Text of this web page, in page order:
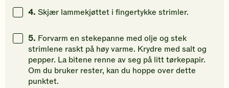
4. Skjær lammekjøttet i fingertykke strimler.
5. Forvarm en stekepanne med olje og stek
strimlene raskt på høy varme. Krydre med salt og
pepper. La bitene renne av seg på litt tørkepapir.
Om du bruker rester, kan du hoppe over dette
punktet.